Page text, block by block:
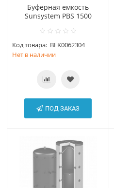
Буферная емкость
Sunsystem PBS 1500
Код товара: BLK0062304
Нет в наличии
ПОД ЗАКАЗ